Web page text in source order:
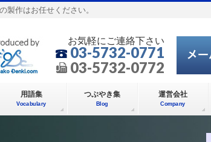
製作はお任せください。
お気軽にご連絡下さい
03-5732-0771
03-5732-0772
用語集
Vocabulary
つぶやき集
Blog
運営会社
Company